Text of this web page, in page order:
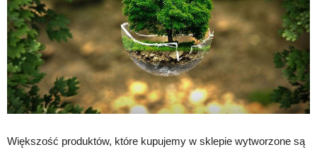
Większość produktów, które kupujemy w sklepie wytworzone są